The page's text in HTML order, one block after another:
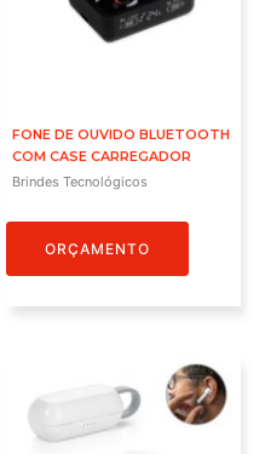
FONE DE OUVIDO BLUETOOTH
COM CASE CARREGADOR
Brindes Tecnológicos
ORÇAMENTO